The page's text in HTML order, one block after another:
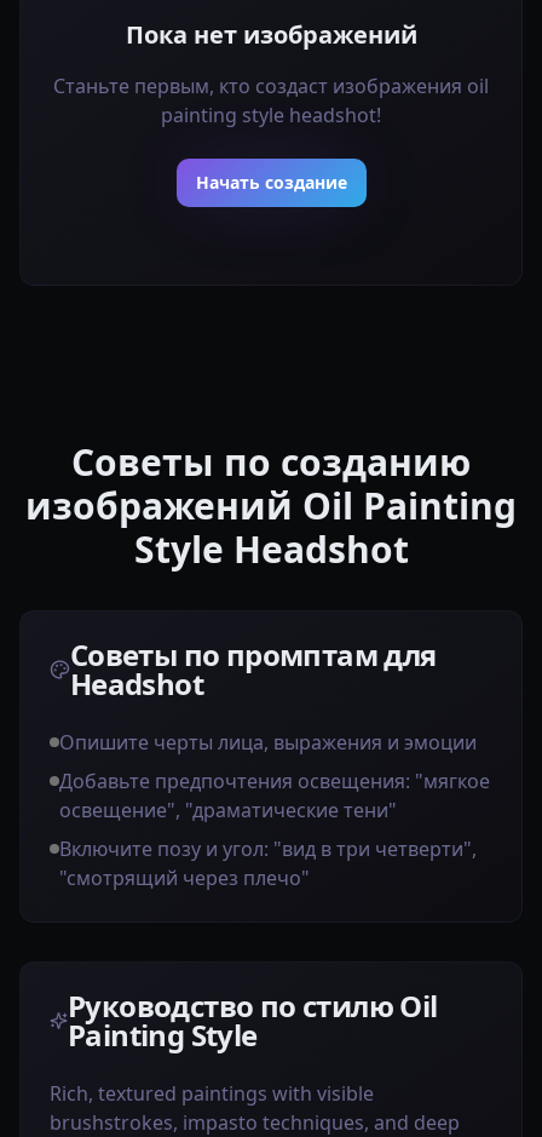
Пока нет изображений
Станьте первым, кто создаст изображения oil
painting style headshot!
Начать создание
Советы по созданию
изображений Oil Painting
Style Headshot
Советы по промптам для
Headshot
Опишите черты лица, выражения и эмоции
Добавьте предпочтения освещения: "мягкое
освещение", "драматические тени"
Включите позу и угол: "вид в три четверти",
"смотрящий через плечо"
Руководство по стилю Oil
Painting Style
Rich, textured paintings with visible
brushstrokes, impasto techniques, and deep